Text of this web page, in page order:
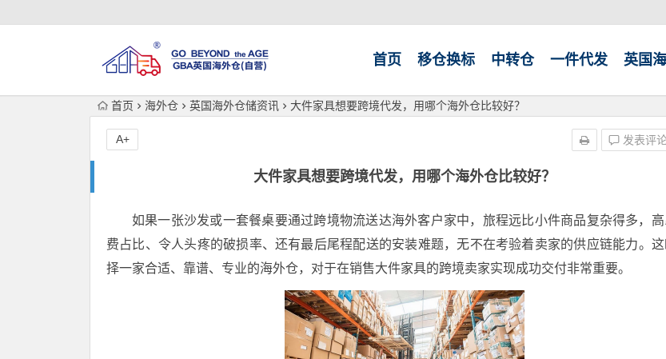
首页 移仓换标 中转仓 一件代发 英国
首页 海外仓 英国海外仓储资讯 大件家具想要跨境代发，用哪个海外仓比较好？
大件家具想要跨境代发，用哪个海外仓比较好？
发表评
A+
如果一张沙发或一套餐桌要通过跨境物流送达海外客户家中，旅程远比小件商品复杂得多，
费占比、令人头疼的破损率、还有最后尾程配送的安装难题，无不在考验着卖家的供应链能力。
择一家合适、靠谱、专业的海外仓，对于在销售大件家具的跨境卖家实现成功交付非常重要。